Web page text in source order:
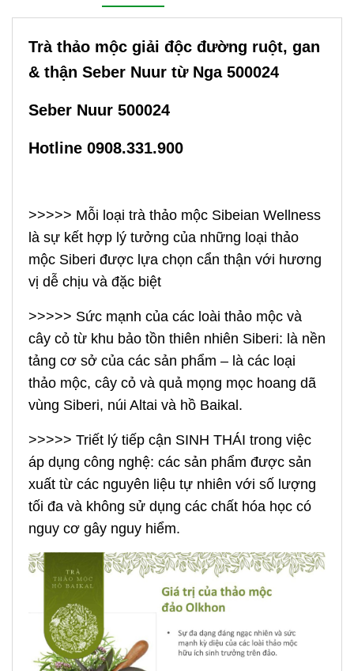
Trà thảo mộc giải độc đường ruột, gan
& thận Seber Nuur từ Nga 500024
Seber Nuur 500024
Hotline 0908.331.900
>>>>> Mỗi loại trà thảo mộc Sibeian Wellness
là sự kết hợp lý tưởng của những loại thảo
mộc Siberi được lựa chọn cẩn thận với hương
vị dễ chịu và đặc biệt
>>>>> Sức mạnh của các loài thảo mộc và
cây cỏ từ khu bảo tồn thiên nhiên Siberi: là nền
tảng cơ sở của các sản phẩm – là các loại
thảo mộc, cây cỏ và quả mọng mọc hoang dã
vùng Siberi, núi Altai và hồ Baikal.
>>>>> Triết lý tiếp cận SINH THÁI trong việc
áp dụng công nghệ: các sản phẩm được sản
xuất từ các nguyên liệu tự nhiên với số lượng
tối đa và không sử dụng các chất hóa học có
nguy cơ gây nguy hiểm.